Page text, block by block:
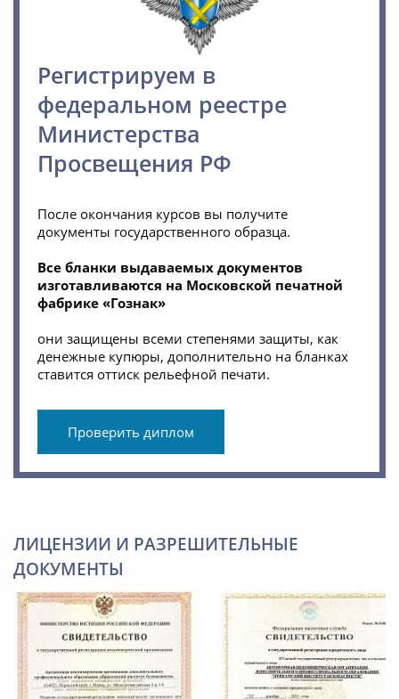
Желаем вам и вашим
сотрудникам успехов в работе и
В дальнейшем надеемся на наше
с Вами
плодотворнре;сотрудничество!
Регистрируем в
федеральном реестре
Министерства
Просвещения РФ
После окончания курсов вы получите
документы государственного образца.
Все бланки выдаваемых документов
изготавливаются на Московской печатной
фабрике «Гознак»
они защищены всеми степенями защиты, как
денежные купюры, дополнительно на бланках
ставится оттиск рельефной печати.
Проверить диплом
ЛИЦЕНЗИИ И РАЗРЕШИТЕЛЬНЫЕ
ДОКУМЕНТЫ